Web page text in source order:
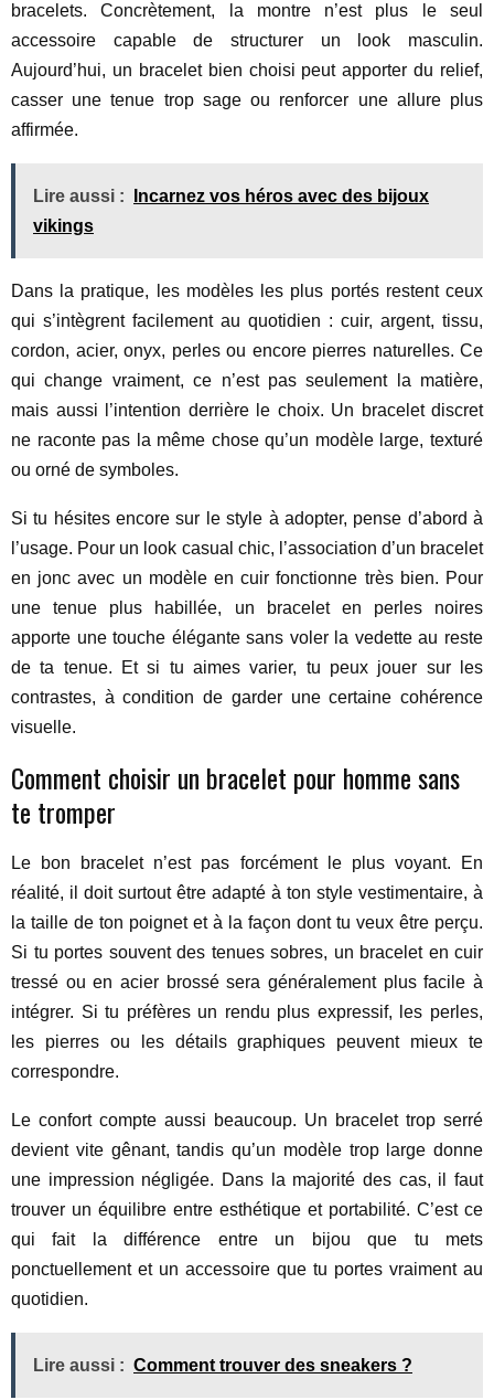
bracelets. Concrètement, la montre n’est plus le seul
accessoire capable de structurer un look masculin.
Aujourd’hui, un bracelet bien choisi peut apporter du relief,
casser une tenue trop sage ou renforcer une allure plus
affirmée.
Lire aussi :
Incarnez vos héros avec des bijoux
vikings
Dans la pratique, les modèles les plus portés restent ceux
qui s’intègrent facilement au quotidien : cuir, argent, tissu,
cordon, acier, onyx, perles ou encore pierres naturelles. Ce
qui change vraiment, ce n’est pas seulement la matière,
mais aussi l’intention derrière le choix. Un bracelet discret
ne raconte pas la même chose qu’un modèle large, texturé
ou orné de symboles.
Si tu hésites encore sur le style à adopter, pense d’abord à
l’usage. Pour un look casual chic, l’association d’un bracelet
en jonc avec un modèle en cuir fonctionne très bien. Pour
une tenue plus habillée, un bracelet en perles noires
apporte une touche élégante sans voler la vedette au reste
de ta tenue. Et si tu aimes varier, tu peux jouer sur les
contrastes, à condition de garder une certaine cohérence
visuelle.
Comment choisir un bracelet pour homme sans
te tromper
Le bon bracelet n’est pas forcément le plus voyant. En
réalité, il doit surtout être adapté à ton style vestimentaire, à
la taille de ton poignet et à la façon dont tu veux être perçu.
Si tu portes souvent des tenues sobres, un bracelet en cuir
tressé ou en acier brossé sera généralement plus facile à
intégrer. Si tu préfères un rendu plus expressif, les perles,
les pierres ou les détails graphiques peuvent mieux te
correspondre.
Le confort compte aussi beaucoup. Un bracelet trop serré
devient vite gênant, tandis qu’un modèle trop large donne
une impression négligée. Dans la majorité des cas, il faut
trouver un équilibre entre esthétique et portabilité. C’est ce
qui fait la différence entre un bijou que tu mets
ponctuellement et un accessoire que tu portes vraiment au
quotidien.
Lire aussi : Comment trouver des sneakers ?